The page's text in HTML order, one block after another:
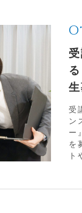
受
ン
ー
を